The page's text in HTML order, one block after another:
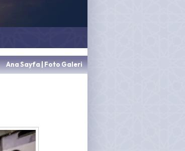
Ana Sayfa|Foto Galeri